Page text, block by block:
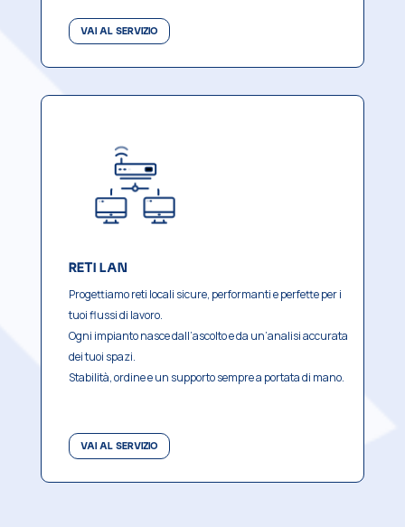
VAI AL SERVIZIO
RETI LAN
Progettiamo reti locali sicure, performanti e perfette per i
tuoi flussi di lavoro.
Ogni impianto nasce dall’ascolto e da un’analisi accurata
dei tuoi spazi.
Stabilità, ordine e un supporto sempre a portata di mano.
VAI AL SERVIZIO